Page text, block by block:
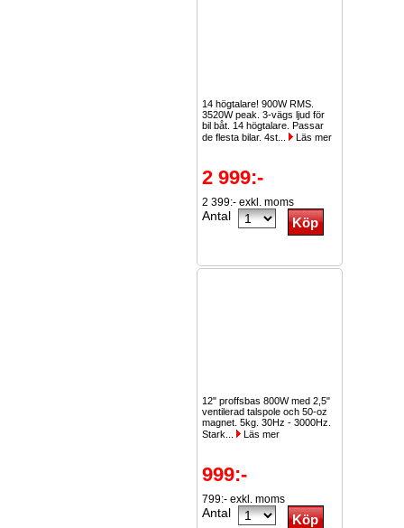
14 högtalare! 900W RMS.
3520W peak. 3-vägs ljud för
bil båt. 14 högtalare. Passar
de flesta bilar. 4st...
Läs mer
2 999:-
2 399:- exkl. moms
Antal
12" proffsbas 800W med 2,5"
ventilerad talspole och 50-oz
magnet. 5kg. 30Hz - 3000Hz.
Stark...
Läs mer
999:-
799:- exkl. moms
Antal